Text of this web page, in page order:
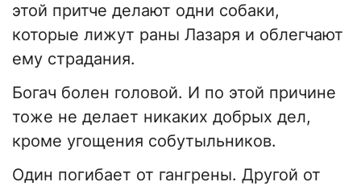
этой притче делают одни собаки,
которые лижут раны Лазаря и облегчают
ему страдания.
Богач болен головой. И по этой причине
тоже не делает никаких добрых дел,
кроме угощения собутыльников.
Один погибает от гангрены. Другой от